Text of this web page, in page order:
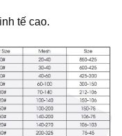
tế cao.